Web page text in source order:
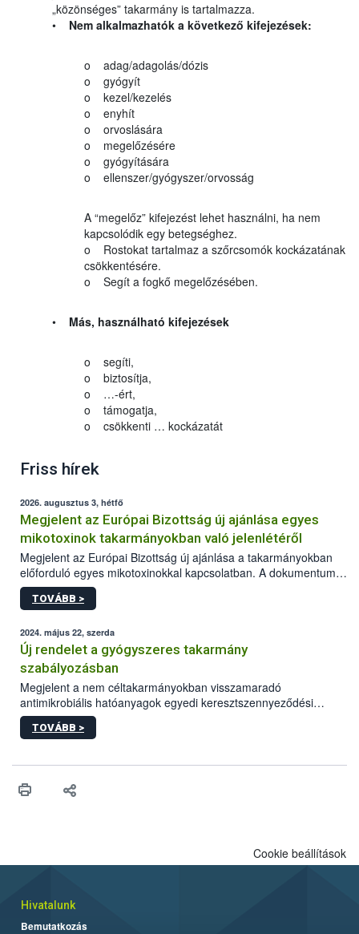
„közönséges” takarmány is tartalmazza.
• Nem alkalmazhatók a következő kifejezések:
o adag/adagolás/dózis
o gyógyít
o kezel/kezelés
o enyhít
o orvoslására
o megelőzésére
o gyógyítására
o ellenszer/gyógyszer/orvosság
A “megelőz” kifejezést lehet használni, ha nem
kapcsolódik egy betegséghez.
o Rostokat tartalmaz a szőrcsomók kockázatának
csökkentésére.
o Segít a fogkő megelőzésében.
• Más, használható kifejezések
o segíti,
o biztosítja,
o …-ért,
o támogatja,
o csökkenti … kockázatát
Friss hírek
2026. augusztus 3, hétfő
Megjelent az Európai Bizottság új ajánlása egyes
mikotoxinok takarmányokban való jelenlétéről
Megjelent az Európai Bizottság új ajánlása a takarmányokban
előforduló egyes mikotoxinokkal kapcsolatban. A dokumentum
2027-től új irányértékek alkalmazását írja elő, és a jelenleg
hatályos uniós ajánlások helyébe lép.
TOVÁBB >
2024. május 22, szerda
Új rendelet a gyógyszeres takarmány
szabályozásban
Megjelent a nem céltakarmányokban visszamaradó
antimikrobiális hatóanyagok egyedi keresztszennyeződési
határértékeinek és ezen anyagokra vonatkozó analitikai
módszerek megállapításáról szóló EU rendelet.
TOVÁBB >
Cookie beállítások
Hivatalunk
Bemutatkozás